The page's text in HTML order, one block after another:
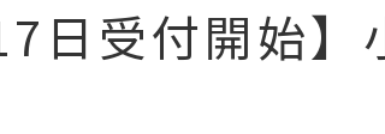
日受付開始